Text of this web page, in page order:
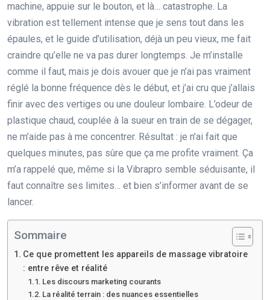
machine, appuie sur le bouton, et là… catastrophe. La
vibration est tellement intense que je sens tout dans les
épaules, et le guide d’utilisation, déjà un peu vieux, me fait
craindre qu’elle ne va pas durer longtemps. Je m’installe
comme il faut, mais je dois avouer que je n’ai pas vraiment
réglé la bonne fréquence dès le début, et j’ai cru que j’allais
finir avec des vertiges ou une douleur lombaire. L’odeur de
plastique chaud, couplée à la sueur en train de se dégager,
ne m’aide pas à me concentrer. Résultat : je n’ai fait que
quelques minutes, pas sûre que ça me profite vraiment. Ça
m’a rappelé que, même si la Vibrapro semble séduisante, il
faut connaître ses limites… et bien s’informer avant de se
lancer.
Sommaire
Ce que promettent les appareils de massage vibratoire
: entre rêve et réalité
Les discours marketing courants
La réalité terrain : des nuances essentielles